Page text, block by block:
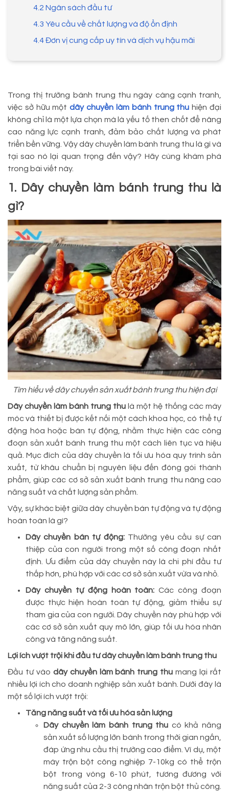
4.2 Ngân sách đầu tư
4.3 Yêu cầu về chất lượng và độ ổn định
4.4 Đơn vị cung cấp uy tín và dịch vụ hậu mãi
Trong thị trường bánh trung thu ngày càng cạnh tranh,
việc sở hữu mộtdây chuyền làm bánh trung thu hiện đại
không chỉ là một lựa chọn mà là yếu tố then chốt để nâng
cao năng lực cạnh tranh, đảm bảo chất lượng và phát
triển bền vững. Vậy dây chuyền làm bánh trung thu là gì và
tại sao nó lại quan trọng đến vậy? Hãy cùng khám phá
trong bài viết này.
1. Dây chuyền làm bánh trung thu là
gì?
Tìm hiểu về dây chuyền sản xuất bánh trung thu hiện đại
Dây chuyền làm bánh trung thu là một hệ thống các máy
móc và thiết bị được kết nối một cách khoa học, có thể tự
động hóa hoặc bán tự động, nhằm thực hiện các công
đoạn sản xuất bánh trung thu một cách liên tục và hiệu
quả. Mục đích của dây chuyền là tối ưu hóa quy trình sản
xuất, từ khâu chuẩn bị nguyên liệu đến đóng gói thành
phẩm, giúp các cơ sở sản xuất bánh trung thu nâng cao
năng suất và chất lượng sản phẩm.
Vậy, sự khác biệt giữa dây chuyền bán tự động và tự động
hoàn toàn là gì?
Dây chuyền bán tự động:Thường yêu cầu sự can
thiệp của con người trong một số công đoạn nhất
định. Ưu điểm của dây chuyền này là chi phí đầu tư
thấp hơn, phù hợp với các cơ sở sản xuất vừa và nhỏ.
Dây chuyền tự động hoàn toàn:Các công đoạn
được thực hiện hoàn toàn tự động, giảm thiểu sự
tham gia của con người. Dây chuyền này phù hợp với
các cơ sở sản xuất quy mô lớn, giúp tối ưu hóa nhân
công và tăng năng suất.
Lợi ích vượt trội khi đầu tư dây chuyền làm bánh trung thu
Đầu tư vào dây chuyền làm bánh trung thumang lại rất
nhiều lợi ích cho doanh nghiệp sản xuất bánh. Dưới đây là
một số lợi ích vượt trội:
Tăng năng suất và tối ưu hóa sản lượng
Dây chuyền làm bánh trung thu có khả năng
sản xuất số lượng lớn bánh trong thời gian ngắn,
đáp ứng nhu cầu thị trường cao điểm. Ví dụ, một
máy trộn bột công nghiệp 7-10kg có thể trộn
bột trong vòng 6-10 phút, tương đương với
năng suất của 2-3 công nhân trộn bột thủ công.